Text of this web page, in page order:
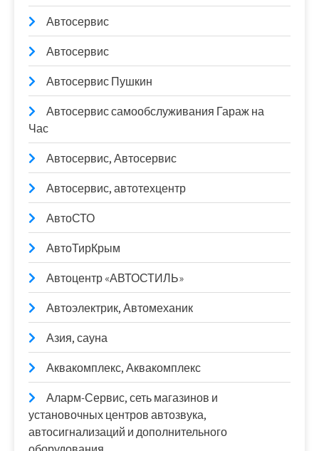
Автосервис
Автосервис
Автосервис Пушкин
Автосервис самообслуживания Гараж на
Час
Автосервис, Автосервис
Автосервис, автотехцентр
АвтоСТО
АвтоТирКрым
Автоцентр «АВТОСТИЛЬ»
Автоэлектрик, Автомеханик
Азия, сауна
Аквакомплекс, Аквакомплекс
Аларм-Сервис, сеть магазинов и
установочных центров автозвука,
автосигнализаций и дополнительного